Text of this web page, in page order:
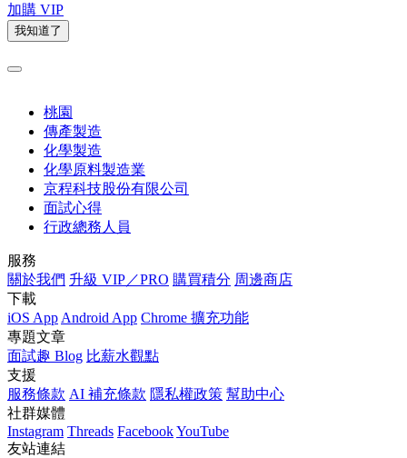
加購 VIP
我知道了
桃園
傳產製造
化學製造
化學原料製造業
京程科技股份有限公司
面試心得
行政總務人員
服務
關於我們 升級 VIP／PRO 購買積分 周邊商店
下載
iOS App Android App Chrome 擴充功能
專題文章
面試趣 Blog 比薪水觀點
支援
服務條款 AI 補充條款 隱私權政策 幫助中心
社群媒體
Instagram Threads FacebookYouTube
友站連結